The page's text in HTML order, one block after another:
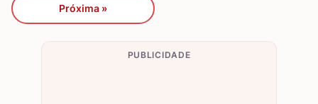
Próxima »
PUBLICIDADE